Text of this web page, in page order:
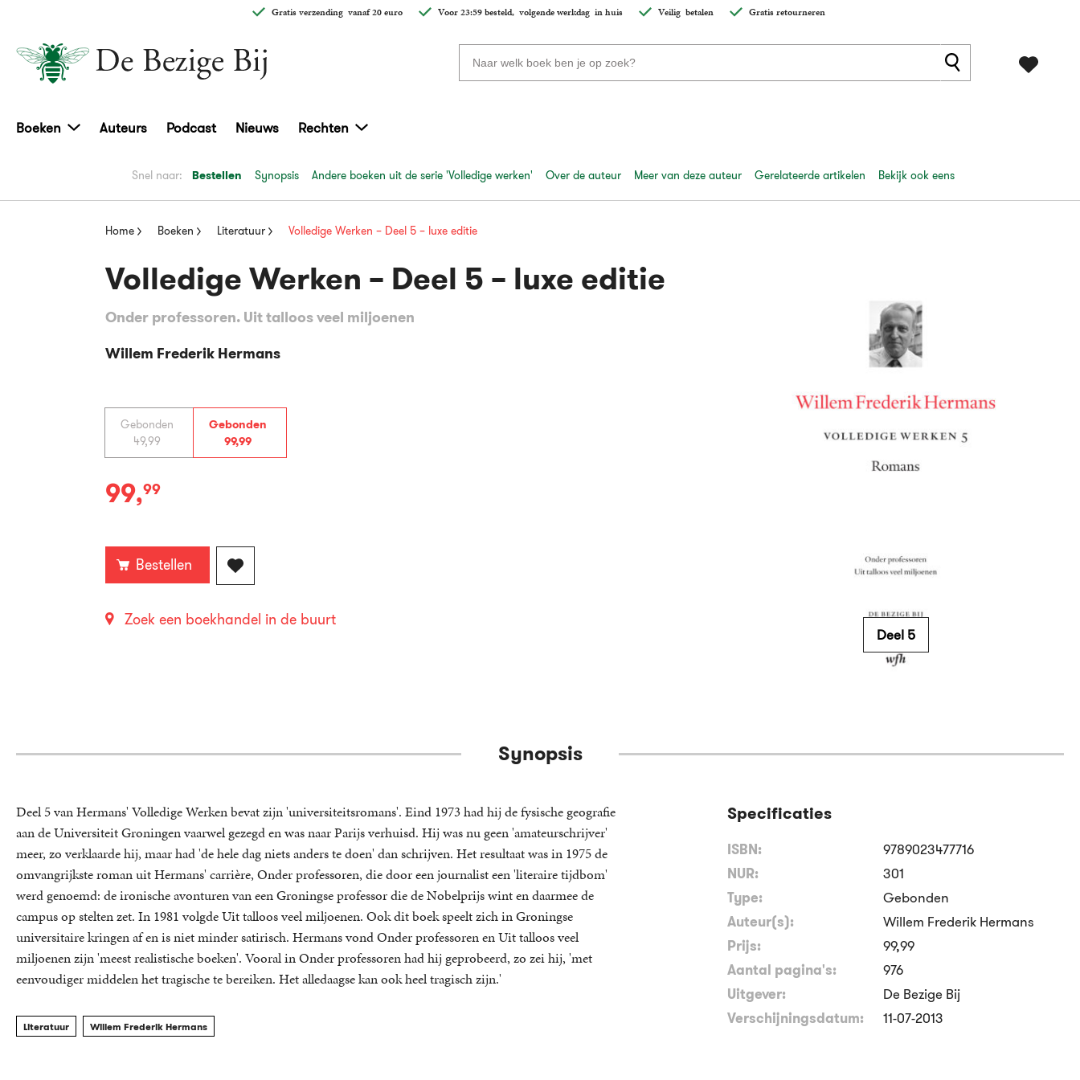
Gratis verzendingvanaf 20 euro Voor 23:59 besteld, volgende werkdagin huis Veiligbetalen Gratis retourneren
Zoeken
naar
Boeken Auteurs Podcast Nieuws Rechten
Snel naar: Bestellen Synopsis Andere boeken uit de serie 'Volledige werken' Over de auteur Meer van deze auteur Gerelateerde artikelen Bekijk ook eens
Home Boeken Literatuur Volledige Werken – Deel 5 – luxe editie
Volledige Werken – Deel 5 – luxe editie
Onder professoren. Uit talloos veel miljoenen
Willem Frederik Hermans
Gebonden
49,99
Gebonden
99,99
Gebonden:
99,99
Bestellen
Zoek een boekhandel in de buurt
Deel 5
Synopsis
Deel 5 van Hermans' Volledige Werken bevat zijn 'universiteitsromans'. Eind 1973 had hij de fysische geografie
aan de Universiteit Groningen vaarwel gezegd en was naar Parijs verhuisd. Hij was nu geen 'amateurschrijver'
meer, zo verklaarde hij, maar had 'de hele dag niets anders te doen' dan schrijven. Het resultaat was in 1975 de
omvangrijkste roman uit Hermans' carrière, Onder professoren, die door een journalist een 'literaire tijdbom'
werd genoemd: de ironische avonturen van een Groningse professor die de Nobelprijs wint en daarmee de
campus op stelten zet. In 1981 volgde Uit talloos veel miljoenen. Ook dit boek speelt zich in Groningse
universitaire kringen af en is niet minder satirisch. Hermans vond Onder professoren en Uit talloos veel
miljoenen zijn 'meest realistische boeken'. Vooral in Onder professoren had hij geprobeerd, zo zei hij, 'met
eenvoudiger middelen het tragische te bereiken. Het alledaagse kan ook heel tragisch zijn.'
Literatuur Willem Frederik Hermans
Specificaties
ISBN:
9789023477716
NUR:
301
Type:
Gebonden
Auteur(s):
Willem Frederik Hermans
Prijs:
99,99
Aantal pagina's:
976
Uitgever:
De Bezige Bij
Verschijningsdatum:
11-07-2013